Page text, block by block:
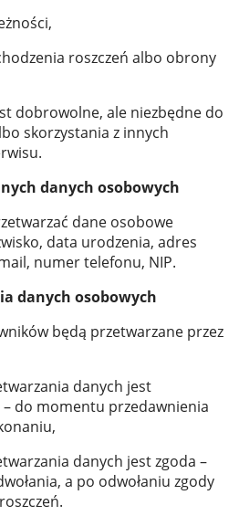
roszczeń albo obrony
dobrowolne, ale niezbędne do
skorzystania z innych
danych osobowych
dane osobowe
data urodzenia, adres
numer telefonu, NIP.
danych osobowych
będą przetwarzane przez
danych jest
do momentu przedawnienia
danych jest zgoda –
a po odwołaniu zgody